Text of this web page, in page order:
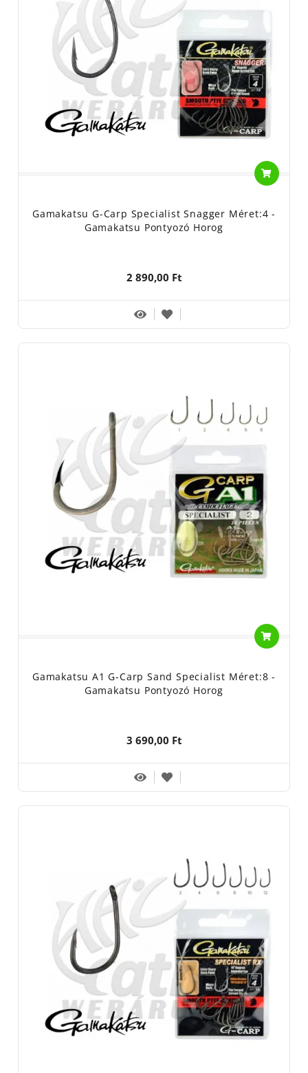
Gamakatsu G-Carp Specialist Snagger Méret:4 -
Gamakatsu Pontyozó Horog
2 890,00 Ft
Gamakatsu A1 G-Carp Sand Specialist Méret:8 -
Gamakatsu Pontyozó Horog
3 690,00 Ft